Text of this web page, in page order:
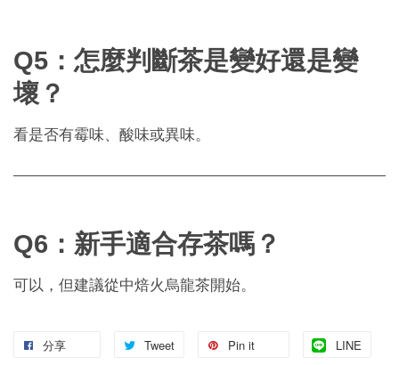
Q5：怎麼判斷茶是變好還是變
壞？
看是否有霉味、酸味或異味。
Q6：新手適合存茶嗎？
可以，但建議從中焙火烏龍茶開始。
分享 Tweet Pin it LINE